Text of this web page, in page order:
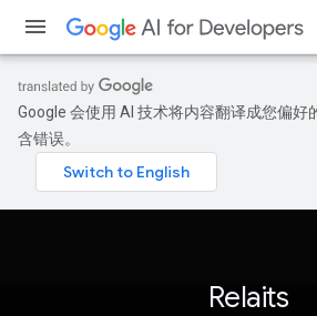
Google 会使用 AI 技术将内容翻译成您偏好
含错误。
Relaits